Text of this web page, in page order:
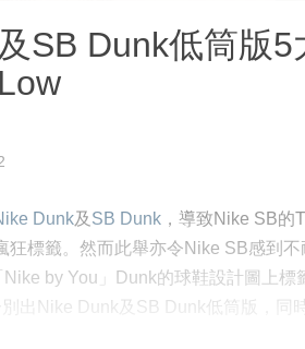
SB Dunk低筒版
Dunk及 SB Dunk ，導致Nike SB
狂標籤。然而此舉亦令Nike SB感到不
by You」Dunk的球鞋設計圖上
出Nike Dunk及SB Dunk低筒版，同